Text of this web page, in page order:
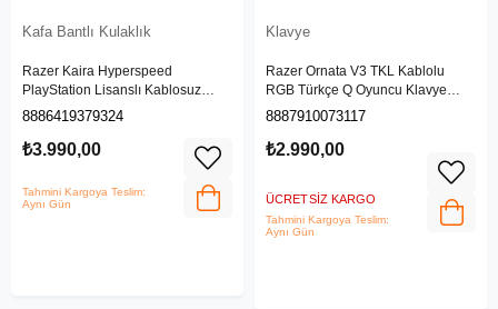
Kafa Bantlı Kulaklık
Razer Kaira Hyperspeed
PlayStation Lisanslı Kablosuz
Oyuncu Kulaklığı (RZ04-
8886419379324
₺3.990,00
Tahmini Kargoya Teslim:
Aynı Gün
Klavye
Razer Ornata V3 TKL Kablolu
RGB Türkçe Q Oyuncu Klavye
RZ03-04881700-R3L1
8887910073117
₺2.990,00
ÜCRETSIZ KARGO
Tahmini Kargoya Teslim:
Aynı Gün